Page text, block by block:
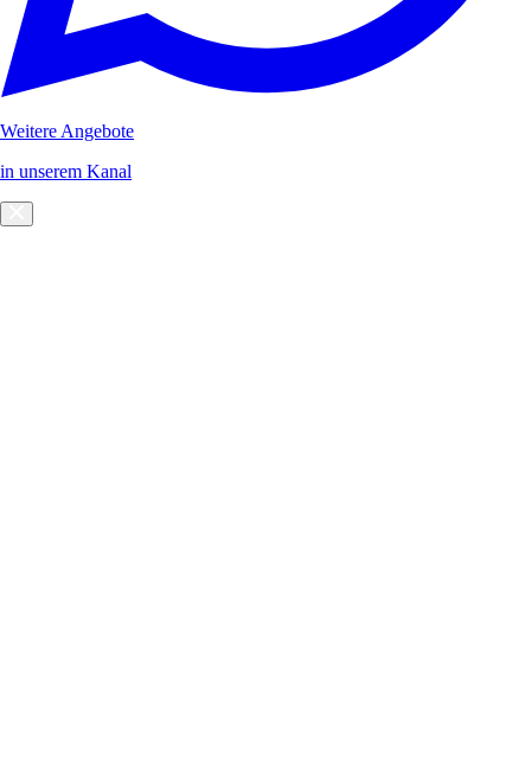
Weitere Angebote
in unserem Kanal